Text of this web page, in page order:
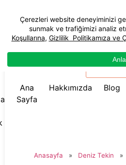
☰ Menü
Ana
Sayfa
Hakkımızda Blog
Anasayfa » Deniz Tekin »